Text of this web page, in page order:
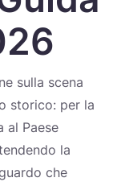
sulla scena
storico: per la
al Paese
la
che